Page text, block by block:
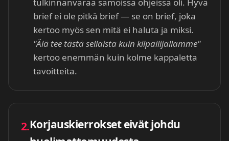
tulkinnanvaraa samoissa ohjeissa oli. Hyvä
brief ei ole pitkä brief — se on brief, joka
kertoo myös sen mitä ei haluta ja miksi.
"Älä tee tästä sellaista kuin kilpailijallamme"
kertoo enemmän kuin kolme kappaletta
tavoitteita.
2.Korjauskierrokset eivät johdu